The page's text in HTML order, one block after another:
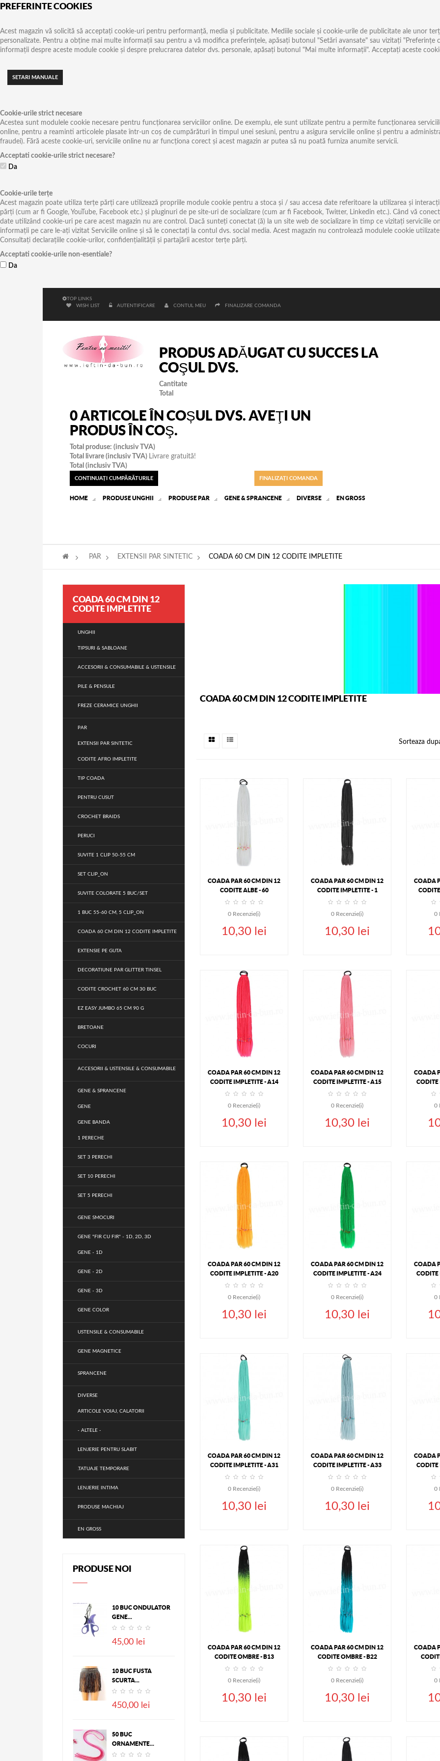
PREFERINTE COOKIES
Acest magazin vă solicită să acceptați cookie-uri pentru performanță, media și publicitate. Mediile sociale și cookie-urile de publicitate ale unor
personalizate. Pentru a obține mai multe informații sau pentru a vă modifica preferințele, apăsați butonul "Setări avansate" sau vizitați
informații despre aceste module cookie și despre prelucrarea datelor dvs. personale, apăsați butonul "Mai multe informații". Acceptați aceste
Cookie-urile strict necesare
Acestea sunt modulele cookie necesare pentru funcționarea serviciilor online. De exemplu, ele sunt utilizate pentru a permite funcționarea
online, pentru a reaminti articolele plasate într-un coș de cumpărături în timpul unei sesiuni, pentru a asigura serviciile online și pentru a
fraudei). Fără aceste cookie-uri, serviciile online nu ar funcționa corect și acest magazin ar putea să nu poată furniza anumite servicii.
Acceptati cookie-urile strict necesare?
Da
Cookie-urile terțe
Acest magazin poate utiliza terțe părți care utilizează propriile module cookie pentru a stoca și / sau accesa date referitoare la utilizarea și
părți (cum ar fi Google, YouTube, Facebook etc.) și pluginuri de pe site-uri de socializare (cum ar fi Facebook, Twitter, Linkedin etc.). Când vă
date utilizând cookie-uri pe care acest magazin nu are control. Dacă sunteți conectat (ă) la un site web de socializare în timp ce vizitați serviciile
informații pe care le-ați vizitat Serviciile online și să le conectați la contul dvs. social media. Acest magazin nu controlează modulele cookie
Consultați declarațiile cookie-urilor, confidențialității și partajării acestor terțe părți.
Acceptati cookie-urile non-esentiale?
Da
TOP LINKS
WISH LIST
AUTENTIFICARE CONTUL MEU FINALIZARE COMANDA
PRODUS ADĂUGAT CU SUCCES LA
COŞUL DVS.
Cantitate
Total
0ARTICOLE ÎN COȘUL DVS.AVEŢI UN
PRODUS ÎN COŞ.
Total produse: (inclusiv TVA)
Total livrare (inclusiv TVA) Livrare gratuită!
Total (inclusiv TVA)
CONTINUAŢI CUMPĂRĂTURILE FINALIZAȚI COMANDA
HOME PRODUSE UNGHII PRODUSE PAR GENE & SPRANCENE DIVERSE EN GROSS
> PAR > EXTENSII PAR SINTETIC > COADA 60 CM DIN 12 CODITE IMPLETITE
COADA 60 CM DIN 12
CODITE IMPLETITE
UNGHII
TIPSURI & SABLOANE
ACCESORII & CONSUMABILE & USTENSILE
PILE & PENSULE
FREZE CERAMICE UNGHII
PAR
EXTENSII PAR SINTETIC
CODITE AFRO IMPLETITE
TIP COADA
PENTRU CUSUT
CROCHET BRAIDS
PERUCI
SUVITE 1 CLIP 50-55 CM
SET CLIP_ON
SUVITE COLORATE 5 BUC/SET
1 BUC 55-60 CM, 5 CLIP_ON
COADA 60 CM DIN 12 CODITE IMPLETITE
EXTENSIE PE GUTA
DECORATIUNE PAR GLITTER TINSEL
CODITE CROCHET 60 CM 30 BUC
EZ EASY JUMBO 65 CM 90 G
BRETOANE
COCURI
ACCESORII & USTENSILE & CONSUMABILE
GENE & SPRANCENE
GENE
GENE BANDA
1 PERECHE
SET 3 PERECHI
SET 10 PERECHI
SET 5 PERECHI
GENE SMOCURI
GENE "FIR CU FIR" - 1D, 2D, 3D
GENE - 1D
GENE - 2D
GENE - 3D
GENE COLOR
USTENSILE & CONSUMABILE
GENE MAGNETICE
SPRANCENE
DIVERSE
ARTICOLE VOIAJ, CALATORII
- ALTELE -
LENJERIE PENTRU SLABIT
.TATUAJE TEMPORARE
LENJERIE INTIMA
PRODUSE MACHIAJ
EN GROSS
PRODUSE NOI
10 BUC ONDULATOR
GENE...
45,00 lei
10 BUC FUSTA
SCURTA...
450,00 lei
50 BUC
ORNAMENTE...
COADA 60 CM DIN 12 CODITE IMPLETITE
Sorteaza
COADA PAR 60 CM DIN 12
CODITE ALBE - 60
0 Recenzie(i)
10,30 lei
ADAUGA IN COS
DETALII
COADA PAR 60 CM DIN 12
CODITE IMPLETITE - 1
0 Recenzie(i)
10,30 lei
STOC EPUIZAT
DETALII
COADA
0
COADA PAR 60 CM DIN 12
CODITE IMPLETITE - A14
0 Recenzie(i)
10,30 lei
ADAUGA IN COS
DETALII
COADA PAR 60 CM DIN 12
CODITE IMPLETITE - A15
0 Recenzie(i)
10,30 lei
ADAUGA IN COS
DETALII
COADA
CODITE
0
COADA PAR 60 CM DIN 12
CODITE IMPLETITE - A20
0 Recenzie(i)
10,30 lei
ADAUGA IN COS
DETALII
COADA PAR 60 CM DIN 12
CODITE IMPLETITE - A24
0 Recenzie(i)
10,30 lei
ADAUGA IN COS
DETALII
COADA
CODITE
0
COADA PAR 60 CM DIN 12
CODITE IMPLETITE - A31
0 Recenzie(i)
10,30 lei
ADAUGA IN COS
DETALII
COADA PAR 60 CM DIN 12
CODITE IMPLETITE - A33
0 Recenzie(i)
10,30 lei
ADAUGA IN COS
DETALII
COADA
CODITE
0
COADA PAR 60 CM DIN 12
CODITE OMBRE - B13
0 Recenzie(i)
10,30 lei
ADAUGA IN COS
DETALII
COADA PAR 60 CM DIN 12
CODITE OMBRE - B22
0 Recenzie(i)
10,30 lei
ADAUGA IN COS
DETALII
COADA
0